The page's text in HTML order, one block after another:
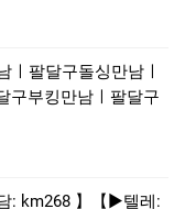
ㅣ팔달구돌싱만남ㅣ
구부킹만남ㅣ팔달구
: km268 】【▶텔레: